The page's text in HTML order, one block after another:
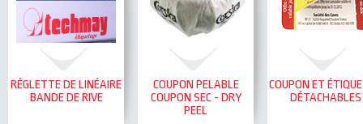
RÉGLETTE DE LINÉAIRE
BANDE DE RIVE
COUPON PELABLE
COUPON SEC - DRY
PEEL
COUPON ET
DÉTACHABLES